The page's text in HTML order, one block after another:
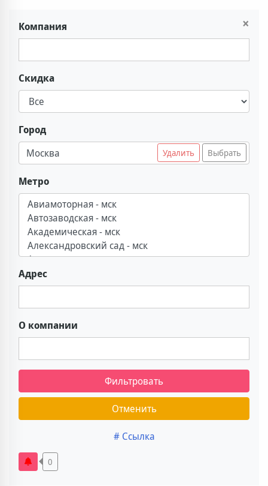
×
Компания
Скидка
Город
Москва
Удалить Выбрать
Метро
Адрес
О компании
Фильтровать
Отменить
# Ссылка
0